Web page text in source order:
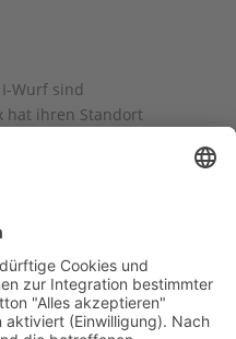
Wurf sind
hat ihren Standort
gut. Zum Ende hin,
Kühlhalsband haben.